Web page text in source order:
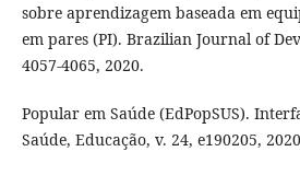
sobre aprendizagem baseada em
em pares (PI). Brazilian Journal of
4057-4065, 2020.
Popular em Saúde (EdPopSUS).
Saúde, Educação, v. 24, e190205,